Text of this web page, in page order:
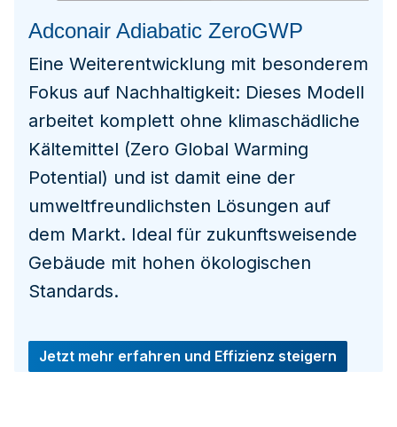
Adconair Adiabatic ZeroGWP
Eine Weiterentwicklung mit besonderem
Fokus auf Nachhaltigkeit: Dieses Modell
arbeitet komplett ohne klimaschädliche
Kältemittel (Zero Global Warming
Potential) und ist damit eine der
umweltfreundlichsten Lösungen auf
dem Markt. Ideal für zukunftsweisende
Gebäude mit hohen ökologischen
Standards.
Jetzt mehr erfahren und Effizienz steigern